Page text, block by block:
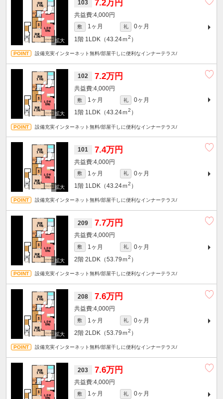
103 7.2万円
4,000円
敷 1ヶ月 礼
0ヶ月
1階 1LDK（43.24ｍ2 ）
設備充実インターネット無料/部屋干しに便利なインナーテラス/
102 7.2万円
4,000円
敷 1ヶ月 礼
0ヶ月
1階 1LDK（43.24ｍ2 ）
設備充実インターネット無料/部屋干しに便利なインナーテラス/
101 7.4万円
4,000円
敷 1ヶ月 礼
0ヶ月
1階 1LDK（43.24ｍ2 ）
設備充実インターネット無料/部屋干しに便利なインナーテラス/
209 7.7万円
4,000円
敷 1ヶ月 礼
0ヶ月
2階 2LDK（53.79ｍ2 ）
設備充実インターネット無料/部屋干しに便利なインナーテラス/
208 7.6万円
4,000円
敷 1ヶ月 礼
0ヶ月
2階 2LDK（53.79ｍ2 ）
設備充実インターネット無料/部屋干しに便利なインナーテラス/
203 7.6万円
4,000円
敷 1ヶ月 礼
0ヶ月